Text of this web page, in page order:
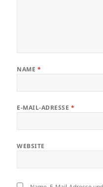
NAME *
E-MAIL-ADRESSE *
WEBSITE